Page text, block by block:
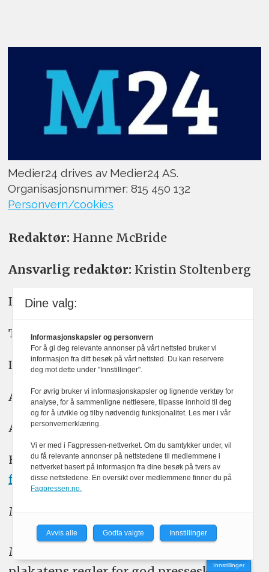
Medier24 drives av Medier24 AS.
Organisasjonsnummer: 815 450 132
Personvern/cookies
Redaktør: Hanne McBride
Ansvarlig redaktør: Kristin Stoltenberg
Du kan også kontakte oss på:
Tips:tips@medier24.no
Debatt:meninger@medier24.no
Annonse:annonse@watchmedia.no
Abonnement:m24@watchmedia.no
For andre henvendelser,
firmapost@medier24.no.
Medier24 AS er medlem av
Medier24 arbeider etter Vær Varsom-
Innstillinger
Dine valg:
Informasjonskapsler og personvern
For å gi deg relevante annonser på vårt nettsted bruker vi
informasjon fra ditt besøk på vårt nettsted. Du kan reservere
deg mot dette under "Innstillinger".
For øvrig bruker vi informasjonskapsler og lignende verktøy for
analyse, for å sammenligne nettlesere, tilpasse innhold til deg
og for å utvikle og tilby nødvendig funksjonalitet. Les mer i vår
personvernerklæring.
Vi er med i Fagpressen-nettverket. Om du samtykker under, vil
du få relevante annonser på nettstedene til medlemmene i
nettverket basert på informasjon fra dine besøk på tvers av
disse nettstedene. En oversikt over medlemmene finner du på
Fagpressen.no.
Avvis alle Godta valgte Innstillinger